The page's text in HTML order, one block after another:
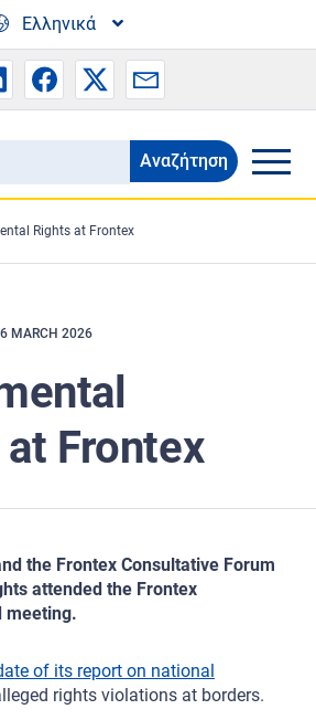
Ελληνικά
Rights at Frontex
MARCH 2026
Frontex
the Frontex Consultative Forum
attended the Frontex
meeting.
of its report on national
rights violations at borders.